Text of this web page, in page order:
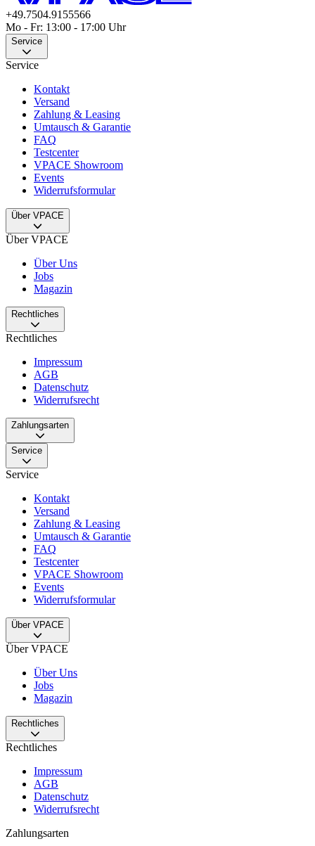
+49.7504.9155566
Mo - Fr: 13:00 - 17:00 Uhr
Service
Service
Kontakt
Versand
Zahlung & Leasing
Umtausch & Garantie
FAQ
Testcenter
VPACE Showroom
Events
Widerrufsformular
Über VPACE
Über VPACE
Über Uns
Jobs
Magazin
Rechtliches
Rechtliches
Impressum
AGB
Datenschutz
Widerrufsrecht
Zahlungsarten
Service
Service
Kontakt
Versand
Zahlung & Leasing
Umtausch & Garantie
FAQ
Testcenter
VPACE Showroom
Events
Widerrufsformular
Über VPACE
Über VPACE
Über Uns
Jobs
Magazin
Rechtliches
Rechtliches
Impressum
AGB
Datenschutz
Widerrufsrecht
Zahlungsarten